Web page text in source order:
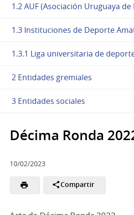
1.2 AUF (Asociación Uruguaya de
1.3 Instituciones de Deporte
1.3.1 Liga universitaria de
2 Entidades gremiales
3 Entidades sociales
Décima Ronda
10/02/2023
Compartir